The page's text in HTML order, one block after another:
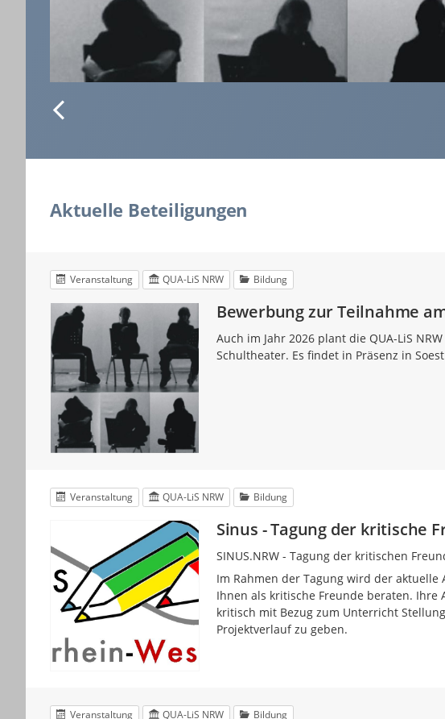
Aktuelle Beteiligungen
Veranstaltung QUA-LiS NRW Bildung
Bewerbung zur Teilnahme
Auch im Jahr 2026 plant die QUA-LiS
Schultheater. Es findet in Präsenz in
Veranstaltung QUA-LiS NRW Bildung
Sinus - Tagung der kritische
SINUS.NRW - Tagung der kritischen
Im Rahmen der Tagung wird der
Ihnen als kritische Freunde beraten. Ihre
kritisch mit Bezug zum Unterricht
Projektverlauf zu geben.
Veranstaltung QUA-LiS NRW Bildung